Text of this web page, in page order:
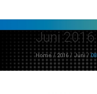
Juni 2016
Home/ 2016 / Juni/08